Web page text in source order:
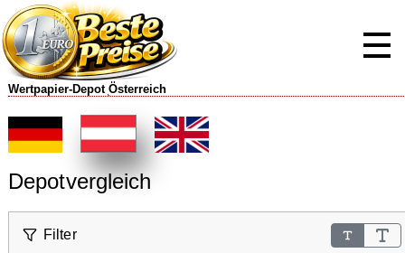
Wertpapier-Depot ֖Österreich